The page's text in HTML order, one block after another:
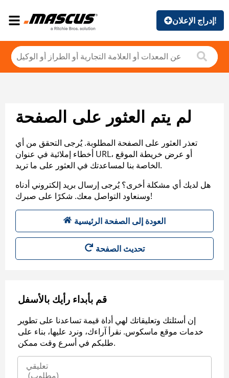
إدراج الإعلان!
لم يتم العثور على الصفحة
تعذر العثور على الصفحة المطلوبة. يُرجى التحقق من أي
أخطاء إملائية في عنوان URL، أو عرض خريطة الموقع
الخاصة بنا لمساعدتك في العثور على ما تريد.
هل لديك أي مشكلة أخرى؟ يُرجى إرسال بريد إلكتروني أدناه
وسنعاود التواصل معك. شكرًا على صبرك!
العودة إلى الصفحة الرئيسية
تحديث الصفحة
قم بأبداء رأيك بالأسفل
إن أسئلتك وتعليقاتك لهي أداة قيمة تساعدنا على تطوير
خدمات موقع ماسكوس. نقرأ آراءك، ونرد عليها، بناء على
طلبكم في أسرع وقت ممكن.